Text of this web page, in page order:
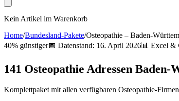
Kein Artikel im Warenkorb
Home/Bundesland-Pakete/Osteopathie – Baden-
40% günstiger📅 Datenstand: 16. April 2026📊 Excel &
141 Osteopathie Adressen Baden-
Komplettpaket mit allen verfügbaren Osteopathie-